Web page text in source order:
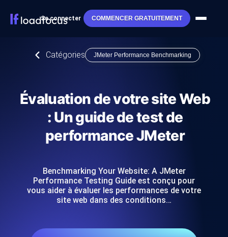
Se connecter COMMENCER GRATUITEMENT
Catégories JMeter Performance Benchmarking
Évaluation de votre site Web
: Un guide de test de
performance JMeter
Benchmarking Your Website: A JMeter
Performance Testing Guide est conçu pour
vous aider à évaluer les performances de votre
site web dans des conditions…